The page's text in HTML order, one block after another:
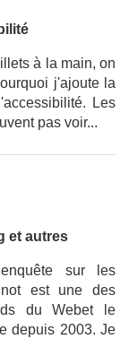
à la main, on
j'ajoute la
Les
pas voir...
et autres
sur les
est une des
du Webet le
depuis 2003. Je